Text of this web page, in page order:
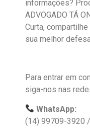
informações?
ADVOGADO TÁ
Curta,
sua melhor
Para entrar em
siga-nos nas
WhatsApp:
(14) 99709-3920 /